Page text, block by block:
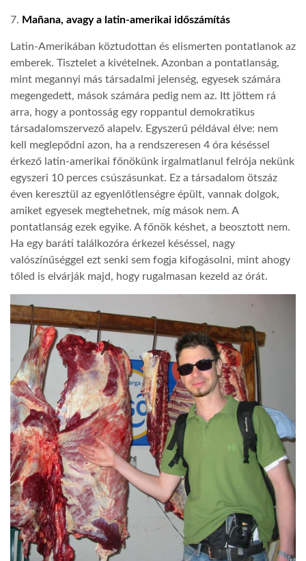
7. Mañana, avagy a latin-amerikai időszámítás
Latin-Amerikában köztudottan és elismerten pontatlanok az
emberek. Tisztelet a kivételnek. Azonban a pontatlanság,
mint megannyi más társadalmi jelenség, egyesek számára
megengedett, mások számára pedig nem az. Itt jöttem rá
arra, hogy a pontosság egy roppantul demokratikus
társadalomszervező alapelv. Egyszerű példával élve: nem
kell meglepődni azon, ha a rendszeresen 4 óra késéssel
érkező latin-amerikai főnökünk irgalmatlanul felrója nekünk
egyszeri 10 perces csúszásunkat. Ez a társadalom ötszáz
éven keresztül az egyenlőtlenségre épült, vannak dolgok,
amiket egyesek megtehetnek, míg mások nem. A
pontatlanság ezek egyike. A főnök késhet, a beosztott nem.
Ha egy baráti találkozóra érkezel késéssel, nagy
valószínűséggel ezt senki sem fogja kifogásolni, mint ahogy
tőled is elvárják majd, hogy rugalmasan kezeld az órát.